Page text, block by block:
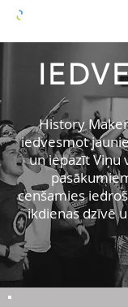
History
iedvesmot
un iepazīt Viņu
cenšamies
ikdienas dzīvē